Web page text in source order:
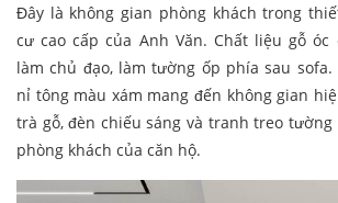
Đây là không gian phòng khách trong
cư cao cấp của Anh Văn. Chất liệu gỗ
làm chủ đạo, làm tường ốp phía sau sofa.
nỉ tông màu xám mang đến không gian
trà gỗ, đèn chiếu sáng và tranh treo
phòng khách của căn hộ.